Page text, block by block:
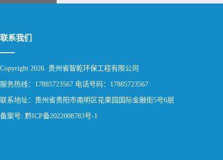
联系我们
Copyright 2026 贵州省智乾环保工程有限公司
服务热线：17885723567 电话号码：17885723567
联系地址：贵州省贵阳市南明区花果园国际金融街5号6层
备案号: 黔ICP备2022008783号-1